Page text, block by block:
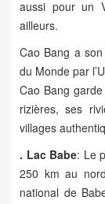
aussi pour un
ailleurs.
Cao Bang a
du Monde par
Cao Bang
rizières, ses
villages
. Lac Babe: Le
250 km au
national de